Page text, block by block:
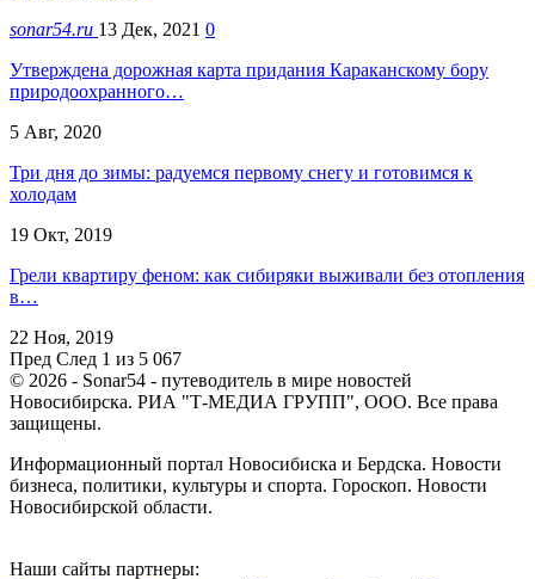
sonar54.ru 13 Дек, 2021 0
Утверждена дорожная карта придания Караканскому бору
природоохранного…
5 Авг, 2020
Три дня до зимы: радуемся первому снегу и готовимся к
холодам
19 Окт, 2019
Грели квартиру феном: как сибиряки выживали без отопления
в…
22 Ноя, 2019
Пред След 1 из 5 067
© 2026 - Sonar54 - путеводитель в мире новостей
Новосибирска. РИА "Т-МЕДИА ГРУПП", ООО. Все права
защищены.
Информационный портал Новосибиска и Бердска. Новости
бизнеса, политики, культуры и спорта. Гороскоп. Новости
Новосибирской области.
Наши сайты партнеры: